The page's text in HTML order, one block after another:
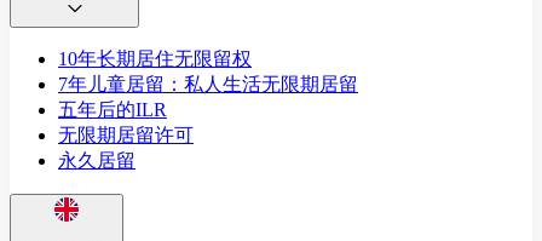
10年长期居住无限留权
7年儿童居留：私人生活无限期居留
五年后的ILR
无限期居留许可
永久居留